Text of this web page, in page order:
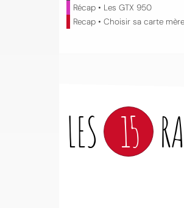
Récap • Les GTX 950
Recap • Choisir sa carte
LES 15